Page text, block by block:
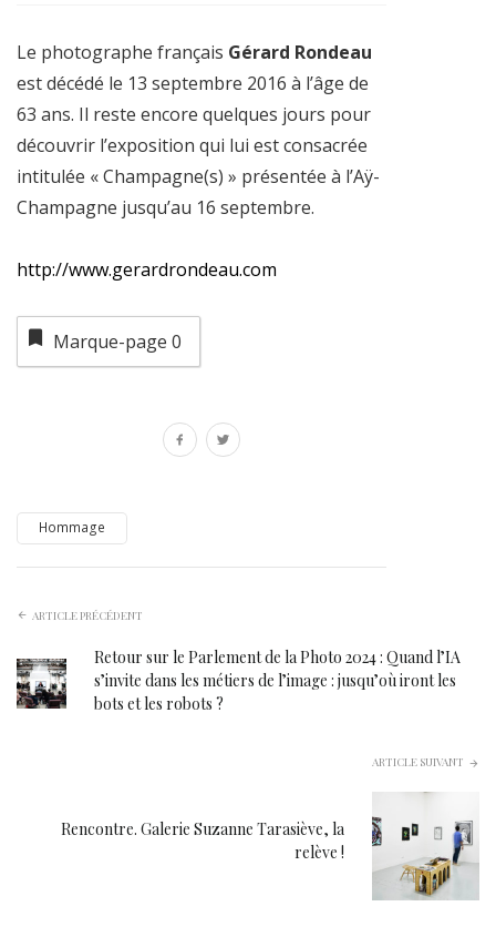
Le photographe français Gérard Rondeau
est décédé le 13 septembre 2016 à l’âge de
63 ans. Il reste encore quelques jours pour
découvrir l’exposition qui lui est consacrée
intitulée « Champagne(s) » présentée à l’Aÿ-
Champagne jusqu’au 16 septembre.
http://www.gerardrondeau.com
Marque-page 0
Hommage
ARTICLE PRÉCÉDENT
Retour sur le Parlement de la Photo 2024 : Quand l’IA
s’invite dans les métiers de l’image : jusqu’où iront les
bots et les robots ?
ARTICLE SUIVANT
Rencontre. Galerie Suzanne Tarasiève, la
relève !